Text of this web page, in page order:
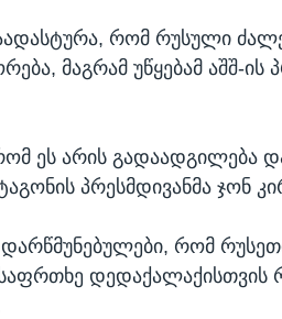
რომ რუსული
მაგრამ უწყებამ აშშ-ის
ეს არის გადაადგილება
პრესმდივანმა ჯონ
რომ
დედაქალაქისთვის